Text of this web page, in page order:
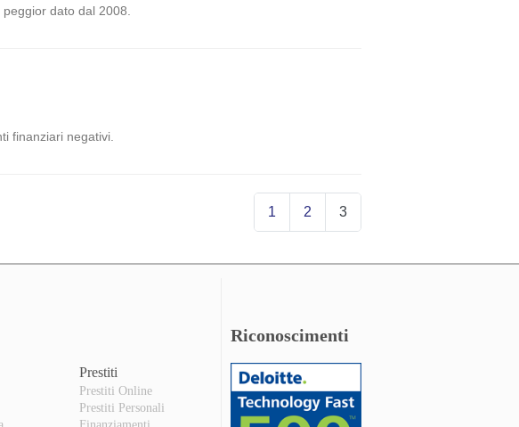
dato dal 2008.
finanziari negativi.
1 2 3
Prestiti
Prestiti Online
Prestiti Personali
Riconoscimenti